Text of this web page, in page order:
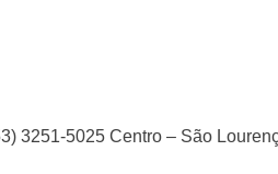
3251-5025 Centro – São